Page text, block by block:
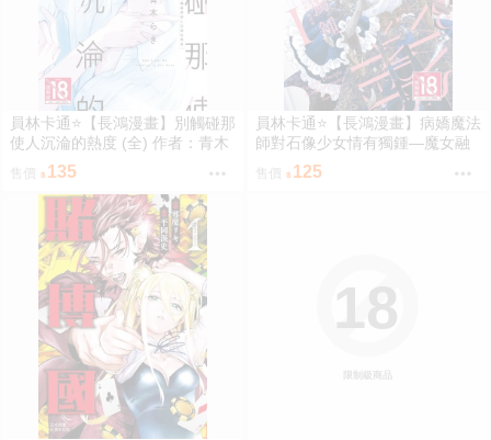
員林卡通⭐️【長鴻漫畫】別觸碰那
使人沉淪的熱度 (全) 作者：青木
らき (附尼采書套)
售價 135
員林卡通⭐️【長鴻漫畫】病嬌魔法
師對石像少女情有獨鍾—魔女融
化在愛徒的熱吻裡 1作者：セキ
モリ,クレイン (附尼采書套)
售價 125
限制級商品
18